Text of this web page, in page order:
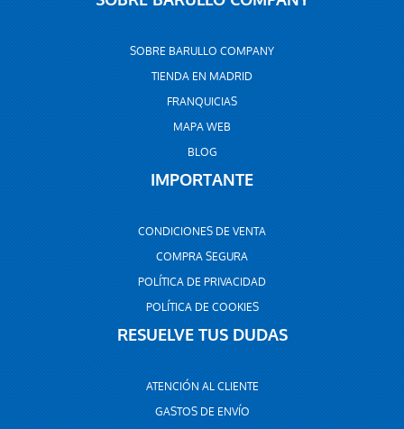
SOBRE BARULLO COMPANY
TIENDA EN MADRID
FRANQUICIAS
MAPA WEB
BLOG
IMPORTANTE
CONDICIONES DE VENTA
COMPRA SEGURA
POLÍTICA DE PRIVACIDAD
POLÍTICA DE COOKIES
RESUELVE TUS DUDAS
ATENCIÓN AL CLIENTE
GASTOS DE ENVÍO